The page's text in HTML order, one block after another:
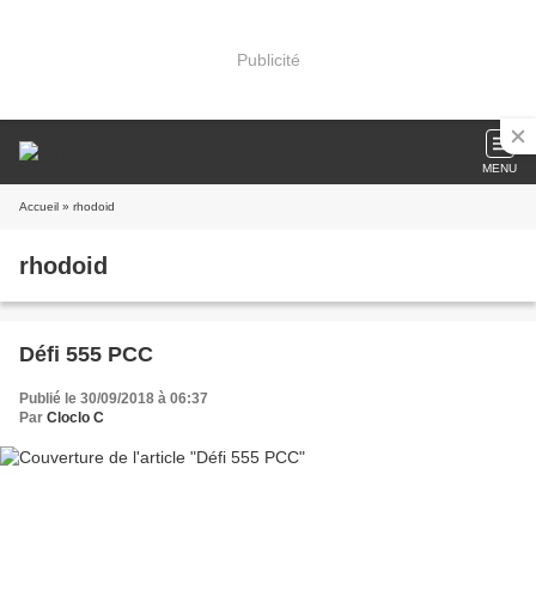
Publicité
MENU
Accueil » rhodoid
rhodoid
Défi 555 PCC
Publié le 30/09/2018 à 06:37
Par Cloclo C